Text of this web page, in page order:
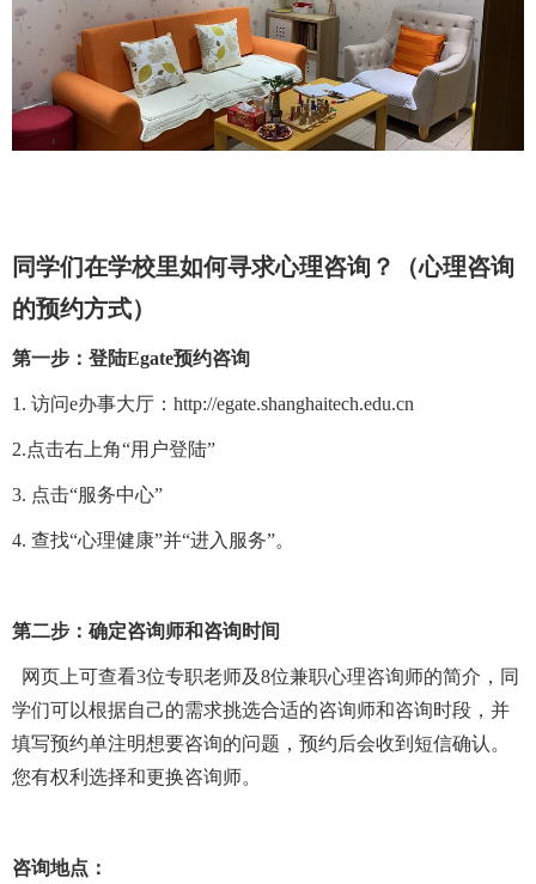
同学们在学校里如何寻求心理咨询？（心理咨询
的预约方式）
第一步：登陆Egate预约咨询
1. 访问e办事大厅： http://egate.shanghaitech.edu.cn
2.点击右上角“用户登陆”
3. 点击“服务中心”
4. 查找“心理健康”并“进入服务”。
第二步：确定咨询师和咨询时间
网页上可查看3位专职老师及8位兼职心理咨询师的简介，同
学们可以根据自己的需求挑选合适的咨询师和咨询时段，并
填写预约单注明想要咨询的问题，预约后会收到短信确认。
您有权利 选择和更换咨询师。
咨询地点：